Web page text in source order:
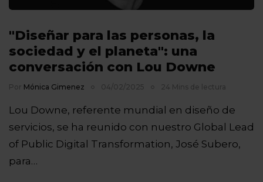
"Diseñar para las personas, la
sociedad y el planeta": una
conversación con Lou Downe
Por Mónica Gimenez 04/02/2025 24 Mins de lectura
Lou Downe, referente mundial en diseño de
servicios, se ha reunido con nuestro Global Lead
of Public Digital Transformation, José Subero,
para…